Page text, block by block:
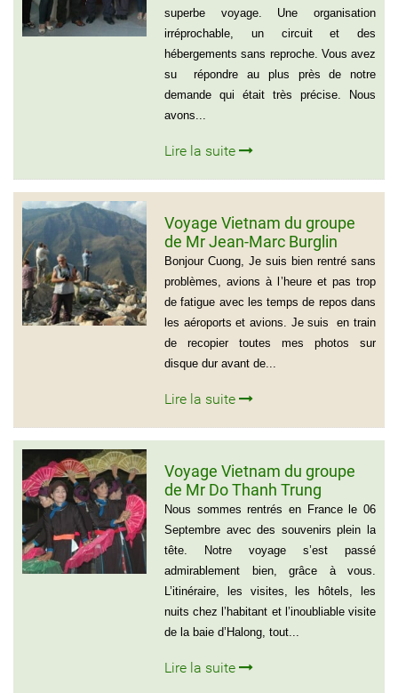
superbe voyage. Une organisation
irréprochable, un circuit et des
hébergements sans reproche. Vous avez
su répondre au plus près de notre
demande qui était très précise. Nous
avons...
Lire la suite
Voyage Vietnam du groupe
de Mr Jean-Marc Burglin
(Groupe de 9 personnes)
Bonjour Cuong, Je suis bien rentré sans
problèmes, avions à l’heure et pas trop
de fatigue avec les temps de repos dans
les aéroports et avions. Je suis en train
de recopier toutes mes photos sur
disque dur avant de...
Lire la suite
Voyage Vietnam du groupe
de Mr Do Thanh Trung
Nous sommes rentrés en France le 06
Septembre avec des souvenirs plein la
tête. Notre voyage s’est passé
admirablement bien, grâce à vous.
L’itinéraire, les visites, les hôtels, les
nuits chez l’habitant et l’inoubliable visite
de la baie d’Halong, tout...
Lire la suite